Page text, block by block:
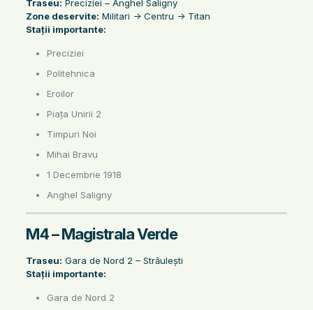
Traseu: Preciziei – Anghel Saligny
Zone deservite: Militari -> Centru -> Titan
Stații importante:
Preciziei
Politehnica
Eroilor
Piața Unirii 2
Timpuri Noi
Mihai Bravu
1 Decembrie 1918
Anghel Saligny
M4 – Magistrala Verde
Traseu: Gara de Nord 2 – Străulești
Stații importante:
Gara de Nord 2